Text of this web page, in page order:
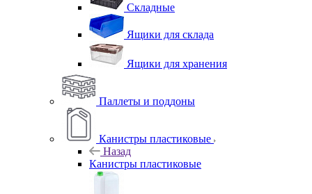
Складные
Ящики для склада
Ящики для хранения
Паллеты и поддоны
Канистры пластиковые
Назад
Канистры пластиковые